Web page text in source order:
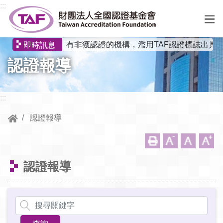
跳到中央內容區塊
:::
選
單
即時訊息有非獲認證的機構，濫用TAF認證標誌出具非認證
認證報導
:::
認證報導
認證報導